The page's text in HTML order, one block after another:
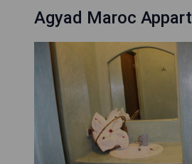
Agyad Maroc